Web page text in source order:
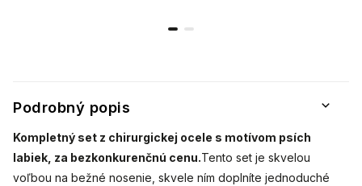
Podrobný popis
Kompletný set z chirurgickej ocele s motívom psích
labiek, za bezkonkurenčnú cenu.Tento set je skvelou
voľbou na bežné nosenie, skvele ním doplníte jednoduché